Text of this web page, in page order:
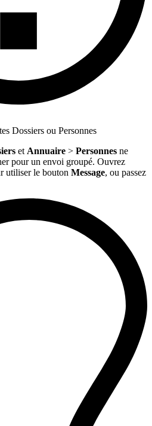
Dossiers ou Personnes
et Annuaire > Personnes ne
pour un envoi groupé. Ouvrez
utiliser le bouton Message, ou passez